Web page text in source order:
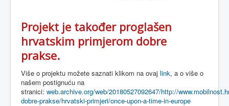
Projekt je također proglašen
hrvatskim primjerom dobre
prakse.
Više o projektu možete saznati klikom na ovaj link, a o više o
našem postignuću na
stranici: web.archive.org/web/20180527092647/http://
dobre-prakse/hrvatski-primjeri/once-upon-a-time-in-europe